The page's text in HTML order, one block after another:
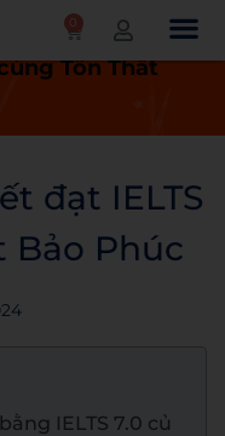
0
viên
Khám
Tôn Thất
đạt IELTS
Bảo Phúc
IELTS 7.0 củ